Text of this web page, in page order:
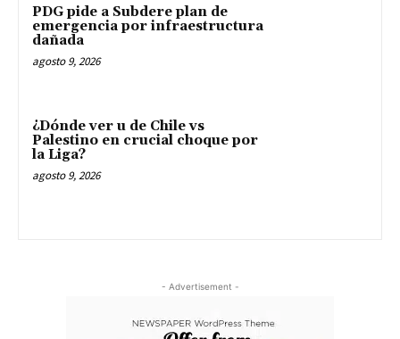
PDG pide a Subdere plan de
emergencia por infraestructura
dañada
agosto 9, 2026
¿Dónde ver u de Chile vs
Palestino en crucial choque por
la Liga?
agosto 9, 2026
- Advertisement -